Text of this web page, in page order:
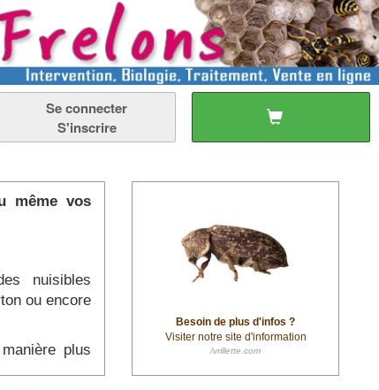
Se connecter
S'inscrire
même vos
nuisibles
ou encore
plus
Besoin de plus d'infos ?
Visiter notre site d'information
/vrillette.com